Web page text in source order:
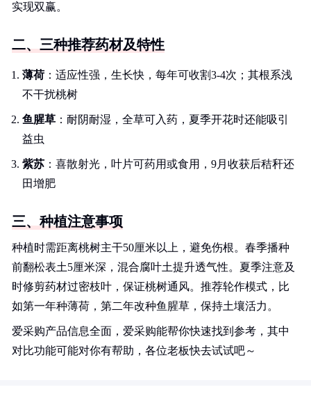
实现双赢。
二、三种推荐药材及特性
薄荷 ：适应性强，生长快，每年可收割3-4次；其根系浅
不干扰桃树
鱼腥草 ：耐阴耐湿，全草可入药，夏季开花时还能吸引
益虫
紫苏 ：喜散射光，叶片可药用或食用，9月收获后秸秆还
田增肥
三、种植注意事项
种植时需距离桃树主干50厘米以上，避免伤根。春季播种
前翻松表土5厘米深，混合腐叶土提升透气性。夏季注意及
时修剪药材过密枝叶，保证桃树通风。推荐轮作模式，比
如第一年种薄荷，第二年改种鱼腥草，保持土壤活力。
爱采购产品信息全面，爱采购能帮你快速找到参考，其中
对比功能可能对你有帮助，各位老板快去试试吧～